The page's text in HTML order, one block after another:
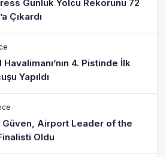
Günlük Yolcu Rekorunu 72
Çıkardı
4. Pistinde İlk
Yapıldı
Güven, Airport Leader of the
Oldu